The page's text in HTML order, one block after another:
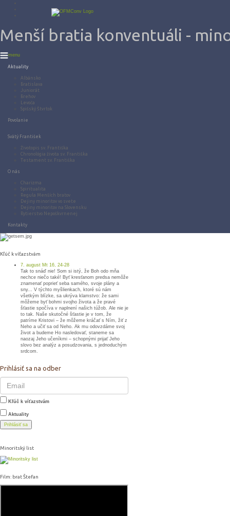
Menší bratia konventuáli -
menu
Aktuality
Albánsko
Bratislava
Juniorát
Brehov
Levoča
Spišský Štvrtok
Povolanie
Svätý František
Životopis sv. Františka
Chronológia života sv. Františka
Testament sv. Františka
O nás
Charizma
Spiritualita
Regula Menších bratov
Dejiny minoritov vo svete
Dejiny minoritov na Slovensku
Rytierstvo Nepoškvrnenej
Kontakty
Kľúč k víťazstvám
7. august Mt 16, 24-28
Tak to snáď nie! Som si istý, že Boh odo mňa
nechce niečo také! Byť kresťanom predsa nemôže
znamenať poprieť seba samého, svoje plány a
sny... V týchto myšlienkach, ktoré sú nám
všetkým blízke, sa ukrýva klamstvo: že sami
môžeme byť bohmi svojho života a že pravé
šťastie spočíva v naplnení našich túžob. Ale nie je
to tak. Naše skutočné šťastie je v tom, že
patríme Kristovi – že môžeme kráčať s Ním, žiť z
Neho a učiť sa od Neho. Ak mu odovzdáme svoj
život a budeme Ho nasledovať, staneme sa
naozaj Jeho učeníkmi – schopnými prijať Jeho
slovo bez analýz a posudzovania, s jednoduchým
srdcom.
Prihlásiť sa na odber
Kľúč k víťazstvám
Aktuality
Prihlásiť sa
Minoritský list
Film: brat Štefan